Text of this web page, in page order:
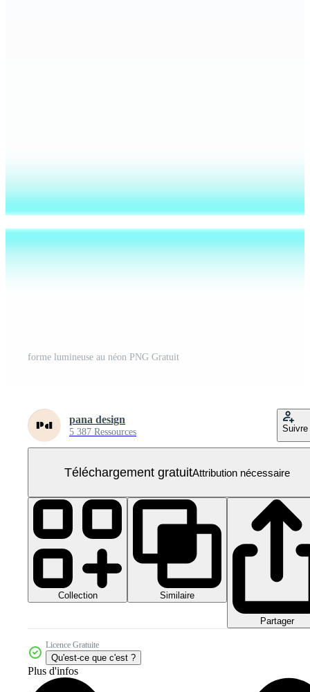
forme lumineuse au néon PNG Gratuit
pana design
5 387 Ressources Suivre
Téléchargement gratuitAttribution nécessaire
Collection Similaire
Partager
Licence Gratuite
Qu'est-ce que c'est ?
Plus d'infos